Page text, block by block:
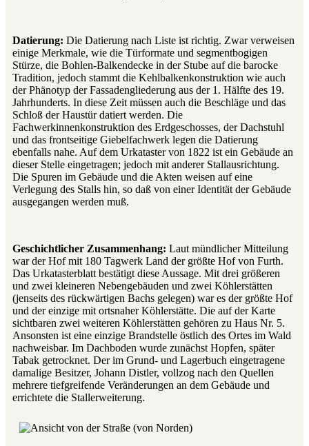
Datierung: Die Datierung nach Liste ist richtig. Zwar verweisen
einige Merkmale, wie die Türformate und segmentbogigen
Stürze, die Bohlen-Balkendecke in der Stube auf die barocke
Tradition, jedoch stammt die Kehlbalkenkonstruktion wie auch
der Phänotyp der Fassadengliederung aus der 1. Hälfte des 19.
Jahrhunderts. In diese Zeit müssen auch die Beschläge und das
Schloß der Haustür datiert werden. Die
Fachwerkinnenkonstruktion des Erdgeschosses, der Dachstuhl
und das frontseitige Giebelfachwerk legen die Datierung
ebenfalls nahe. Auf dem Urkataster von 1822 ist ein Gebäude an
dieser Stelle eingetragen; jedoch mit anderer Stallausrichtung.
Die Spuren im Gebäude und die Akten weisen auf eine
Verlegung des Stalls hin, so daß von einer Identität der Gebäude
ausgegangen werden muß.
Geschichtlicher Zusammenhang: Laut mündlicher Mitteilung
war der Hof mit 180 Tagwerk Land der größte Hof von Furth.
Das Urkatasterblatt bestätigt diese Aussage. Mit drei größeren
und zwei kleineren Nebengebäuden und zwei Köhlerstätten
(jenseits des rückwärtigen Bachs gelegen) war es der größte Hof
und der einzige mit ortsnaher Köhlerstätte. Die auf der Karte
sichtbaren zwei weiteren Köhlerstätten gehören zu Haus Nr. 5.
Ansonsten ist eine einzige Brandstelle östlich des Ortes im Wald
nachweisbar. Im Dachboden wurde zunächst Hopfen, später
Tabak getrocknet. Der im Grund- und Lagerbuch eingetragene
damalige Besitzer, Johann Distler, vollzog nach den Quellen
mehrere tiefgreifende Veränderungen an dem Gebäude und
errichtete die Stallerweiterung.